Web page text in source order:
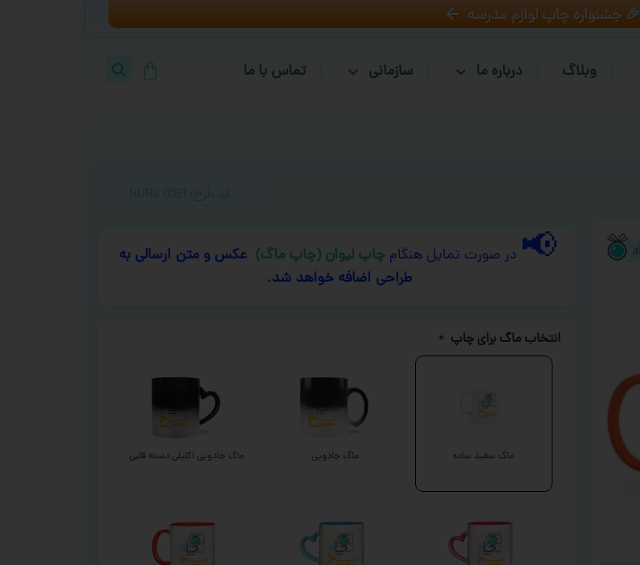
🎉 جشنواره چاپ لوازم مدرسه
وبلاگ درباره ما سازمانی تماس با ما
📢 در صورت تمایل هنگام چاپ لیوان (چاپ ماگ) عکس و متن ارسالی به
طراحی اضافه خواهد شد.
انتخاب ماگ برای چاپ *
ماگ سفید ساده ماگ جادویی ماگ جادویی اکلیلی دسته قلبی